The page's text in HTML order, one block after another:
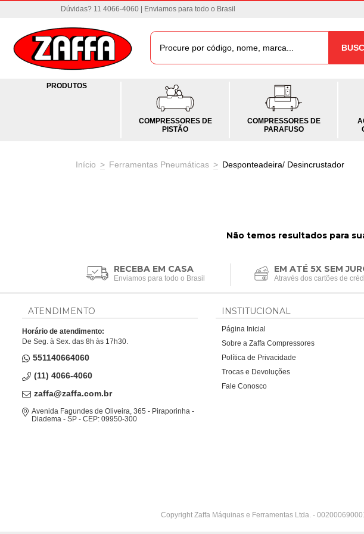
Dúvidas? 11 4066-4060 | Enviamos para todo o Brasil
PRODUTOS
COMPRESSORES DE
PISTÃO
COMPRESSORES DE
PARAFUSO
Início > Ferramentas Pneumáticas > Desponteadeira/ Desincrustador
Não temos resultados para
RECEBA EM CASA
Enviamos para todo o Brasil
EM ATÉ 5X SEM
Através dos cartões de
ATENDIMENTO
Horário de atendimento:
De Seg. à Sex. das 8h às 17h30.
551140664060
(11) 4066-4060
zaffa@zaffa.com.br
Avenida Fagundes de Oliveira, 365 - Piraporinha -
Diadema - SP - CEP: 09950-300
INSTITUCIONAL
Página Inicial
Sobre a Zaffa Compressores
Política de Privacidade
Trocas e Devoluções
Fale Conosco
Copyright Zaffa Máquinas e Ferramentas Ltda. -